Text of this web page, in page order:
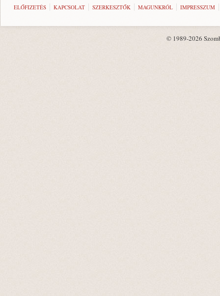
ELŐFIZETÉS KAPCSOLAT SZERKESZTŐK MAGUNKRÓL IMPRESSZUM
© 1989-2026